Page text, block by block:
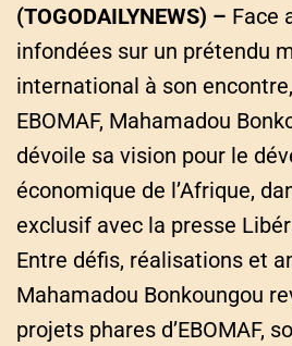
(TOGODAILYNEWS) – Face
infondées sur un prétendu
international à son
EBOMAF, Mahamadou
dévoile sa vision pour le
économique de l’Afrique,
exclusif avec la presse
Entre défis, réalisations et
Mahamadou Bonkoungou
projets phares d’EBOMAF,